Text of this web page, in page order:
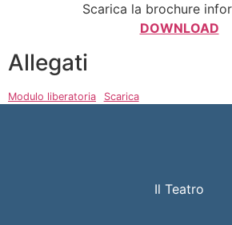
Scarica la brochure
DOWNLOAD
Allegati
Modulo liberatoria Scarica
Il Teatro